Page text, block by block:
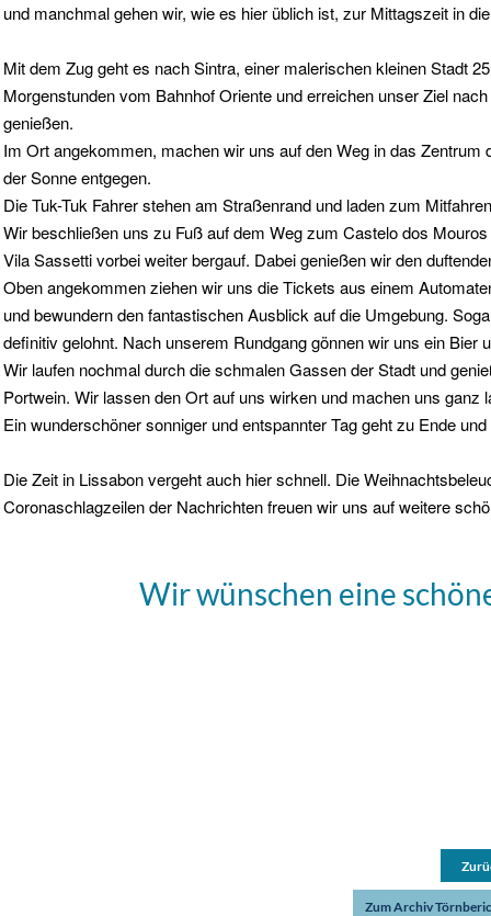
und manchmal gehen wir, wie es hier üblich ist, zur Mittagszeit in
Mit dem Zug geht es nach Sintra, einer malerischen kleinen Stadt
Morgenstunden vom Bahnhof Oriente und erreichen unser Ziel
genießen.
Im Ort angekommen, machen wir uns auf den Weg in das
der Sonne entgegen.
Die Tuk-Tuk Fahrer stehen am Straßenrand und laden zum
Wir beschließen uns zu Fuß auf dem Weg zum Castelo dos
Vila Sassetti vorbei weiter bergauf. Dabei genießen wir den
Oben angekommen ziehen wir uns die Tickets aus einem
und bewundern den fantastischen Ausblick auf die Umgebung.
definitiv gelohnt. Nach unserem Rundgang gönnen wir uns ein Bier
Wir laufen nochmal durch die schmalen Gassen der Stadt und
Portwein. Wir lassen den Ort auf uns wirken und machen uns
Ein wunderschöner sonniger und entspannter Tag geht zu Ende
Die Zeit in Lissabon vergeht auch hier schnell. Die
Coronaschlagzeilen der Nachrichten freuen wir uns auf weitere
Wir wünschen eine
Zum Archiv